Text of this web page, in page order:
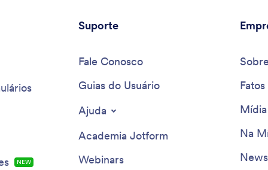
NEW
Suporte
Fale Conosco
Guias do Usuário
Ajuda
Academia Jotform
Webinars
Na